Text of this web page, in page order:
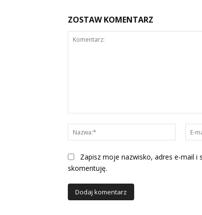
ZOSTAW KOMENTARZ
Nazwa:*
Zapisz moje nazwisko, adres e-mail
skomentuję.